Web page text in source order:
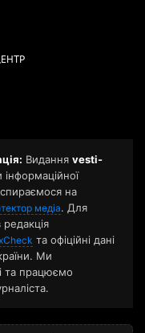
Видання vesti-
інформаційної
спираємося на
медіа. Для
редакція
та офіційні дані
Ми
та працюємо